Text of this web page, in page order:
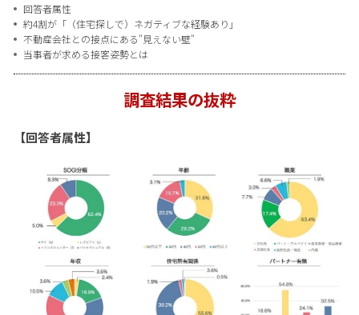
回答者属性
約4割が「（住宅探しで）ネガティブな経験あり」
不動産会社との接点にある"見えない壁"
当事者が求める接客姿勢とは
調査結果の抜粋
【回答者属性】